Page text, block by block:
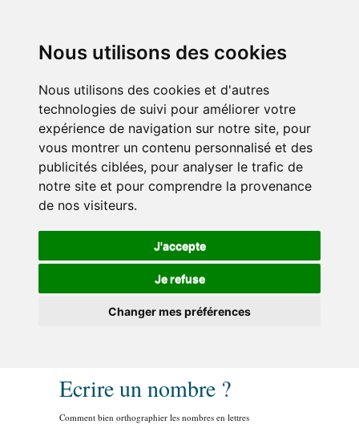
Nous utilisons des cookies
Nous utilisons des cookies et d'autres
technologies de suivi pour améliorer votre
expérience de navigation sur notre site, pour
vous montrer un contenu personnalisé et des
publicités ciblées, pour analyser le trafic de
notre site et pour comprendre la provenance
de nos visiteurs.
J'accepte
Je refuse
Changer mes préférences
Ecrire un nombre ?
Comment bien orthographier les nombres en lettres